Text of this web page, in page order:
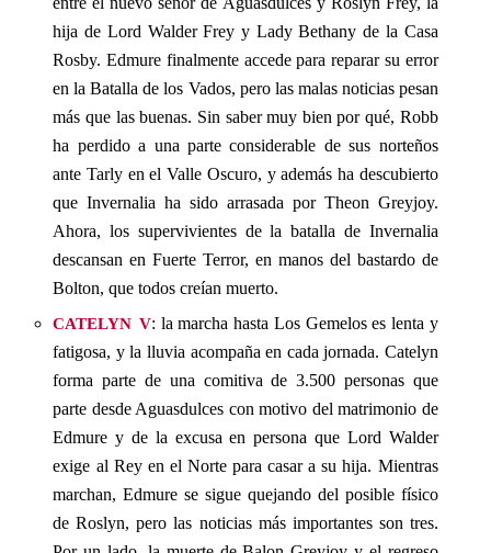
hija de Lord Walder Frey y Lady Bethany de la Casa
Rosby. Edmure finalmente accede para reparar su error
en la Batalla de los Vados, pero las malas noticias pesan
más que las buenas. Sin saber muy bien por qué, Robb
ha perdido a una parte considerable de sus norteños
ante Tarly en el Valle Oscuro, y además ha descubierto
que Invernalia ha sido arrasada por Theon Greyjoy.
Ahora, los supervivientes de la batalla de Invernalia
descansan en Fuerte Terror, en manos del bastardo de
Bolton, que todos creían muerto.
catelyn v: la marcha hasta Los Gemelos es lenta y
fatigosa, y la lluvia acompaña en cada jornada. Catelyn
forma parte de una comitiva de 3.500 personas que
parte desde Aguasdulces con motivo del matrimonio de
Edmure y de la excusa en persona que Lord Walder
exige al Rey en el Norte para casar a su hija. Mientras
marchan, Edmure se sigue quejando del posible físico
de Roslyn, pero las noticias más importantes son tres.